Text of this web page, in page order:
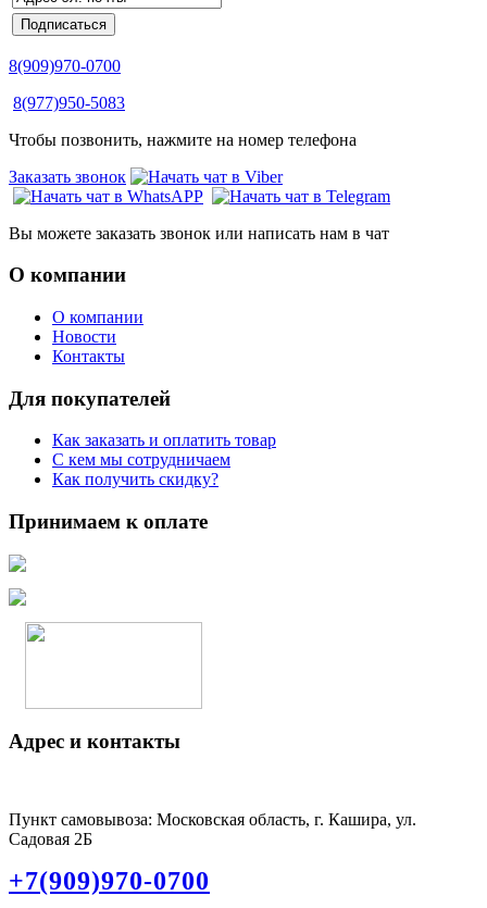
8(909)970-0700
8(977)950-5083
Чтобы позвонить, нажмите на номер телефона
Заказать звонок
Вы можете заказать звонок или написать нам в чат
О компании
О компании
Новости
Контакты
Для покупателей
Как заказать и оплатить товар
С кем мы сотрудничаем
Как получить скидку?
Принимаем к оплате
Адрес и контакты
Пункт самовывоза: Московская область, г. Кашира, ул.
Садовая 2Б
+7(909)970-0700